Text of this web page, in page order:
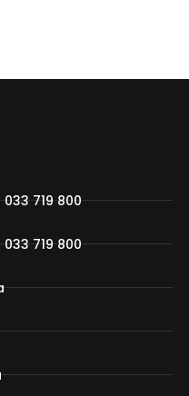
719 800
719 800